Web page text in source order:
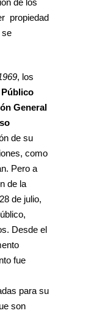
de los
propiedad
se
, los
General
de su
como
Pero a
de la
de julio,
Desde el
fue
para su
son